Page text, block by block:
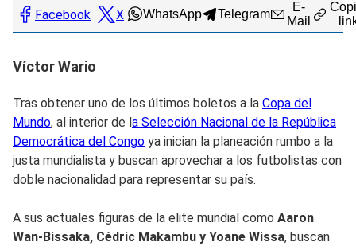
Facebook X WhatsApp Telegram
E-
Mail
Víctor Wario
Tras obtener uno de los últimos boletos a la Copa del
Mundo, al interior de la Selección Nacional de la República
Democrática del Congo ya inician la planeación rumbo a la
justa mundialista y buscan aprovechar a los futbolistas con
doble nacionalidad para representar su país.
A sus actuales figuras de la elite mundial como Aaron
Wan-Bissaka, Cédric Makambu y Yoane Wissa, buscan